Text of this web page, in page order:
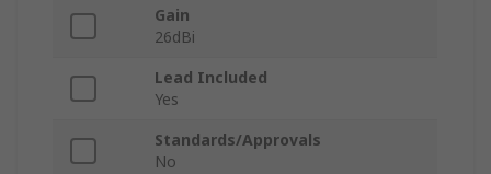
Gain
26dBi
Lead Included
Yes
Standards/Approvals
No